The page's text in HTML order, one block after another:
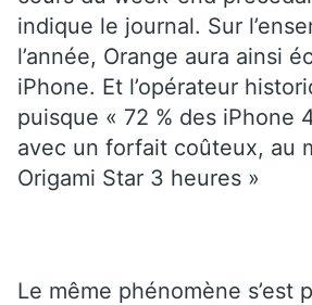
indique le journal. Sur
l’année, Orange aura ainsi
iPhone. Et l’opérateur
puisque « 72 % des iPhone
avec un forfait coûteux, au
Origami Star 3 heures »
Le même phénomène s’est